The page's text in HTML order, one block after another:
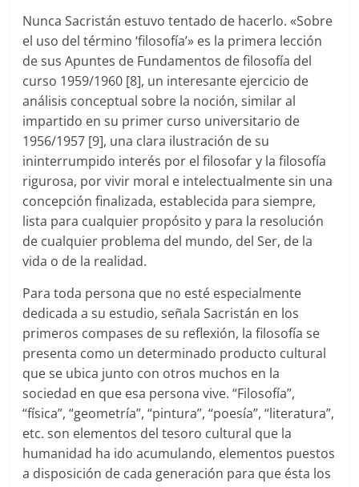
Nunca Sacristán estuvo tentado de hacerlo. «Sobre
el uso del término ‘filosofía’» es la primera lección
de sus Apuntes de Fundamentos de filosofía del
curso 1959/1960 [8], un interesante ejercicio de
análisis conceptual sobre la noción, similar al
impartido en su primer curso universitario de
1956/1957 [9], una clara ilustración de su
ininterrumpido interés por el filosofar y la filosofía
rigurosa, por vivir moral e intelectualmente sin una
concepción finalizada, establecida para siempre,
lista para cualquier propósito y para la resolución
de cualquier problema del mundo, del Ser, de la
vida o de la realidad.
Para toda persona que no esté especialmente
dedicada a su estudio, señala Sacristán en los
primeros compases de su reflexión, la filosofía se
presenta como un determinado producto cultural
que se ubica junto con otros muchos en la
sociedad en que esa persona vive. “Filosofía”,
“física”, “geometría”, “pintura”, “poesía”, “literatura”,
etc. son elementos del tesoro cultural que la
humanidad ha ido acumulando, elementos puestos
a disposición de cada generación para que ésta los